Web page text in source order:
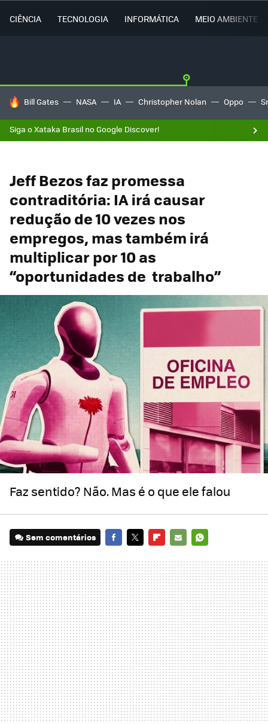
CIÊNCIA TECNOLOGIA INFORMÁTICA MEIO AMBIENTE
TENDÊNCIAS DO DIA
Bill Gates NASA IA Christopher Nolan Oppo
Siga o Xataka Brasil no Google Discover!
Jeff Bezos faz promessa
contraditória: IA irá causar
redução de 10 vezes nos
empregos, mas também irá
multiplicar por 10 as
“oportunidades de trabalho”
Faz sentido? Não. Mas é o que ele falou
Sem comentários
MAIL